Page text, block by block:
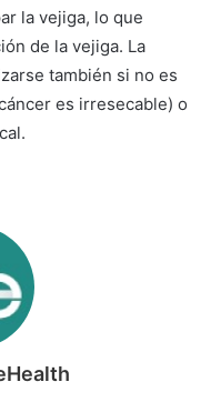
la vejiga, lo que
de la vejiga. La
también si no es
es irresecable) o